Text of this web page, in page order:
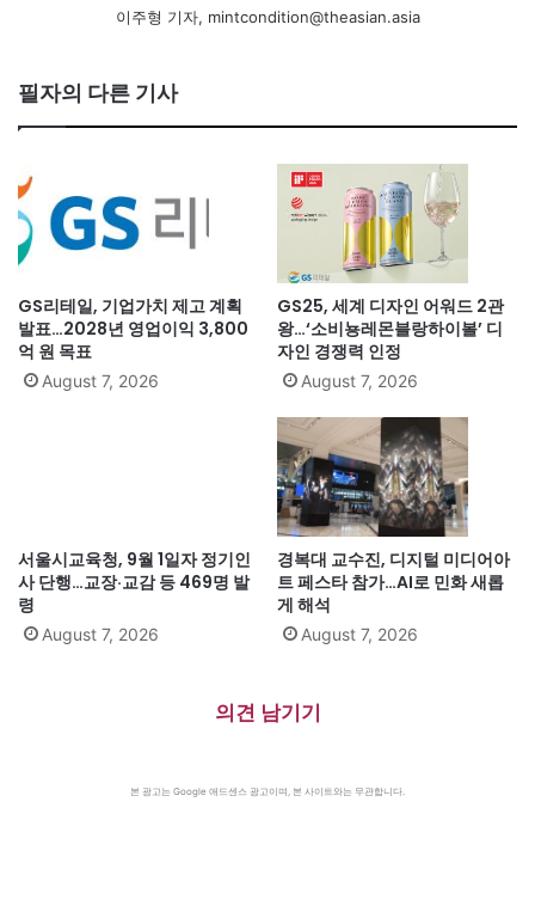
이주형 기자, mintcondition@theasian.asia
필자의 다른 기사
GS리테일, 기업가치 제고 계획
발표…2028년 영업이익 3,800
억 원 목표
August 7, 2026
GS25, 세계 디자인 어워드 2관
왕…‘소비뇽레몬블랑하이볼’ 디
자인 경쟁력 인정
August 7, 2026
서울시교육청, 9월 1일자 정기인
사 단행…교장·교감 등 469명 발
령
August 7, 2026
경복대 교수진, 디지털 미디어아
트 페스타 참가…AI로 민화 새롭
게 해석
August 7, 2026
의견 남기기
본 광고는 Google 애드센스 광고이며, 본 사이트와는 무관합니다.